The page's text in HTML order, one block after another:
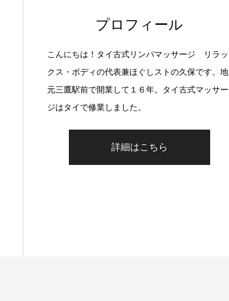
プロフィール
こんにちは！タイ古式リンパマッサージ リラッ
クス・ボディの代表兼ほぐしストの久保です。地
元三鷹駅前で開業して１６年。タイ古式マッサー
ジはタイで修業しました。
詳細はこちら